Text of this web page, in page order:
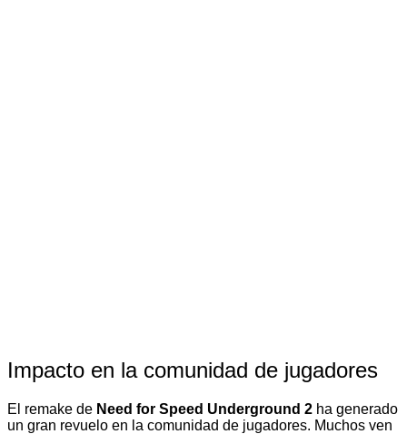
Impacto en la comunidad de jugadores
El remake de Need for Speed Underground 2 ha generado
un gran revuelo en la comunidad de jugadores. Muchos ven